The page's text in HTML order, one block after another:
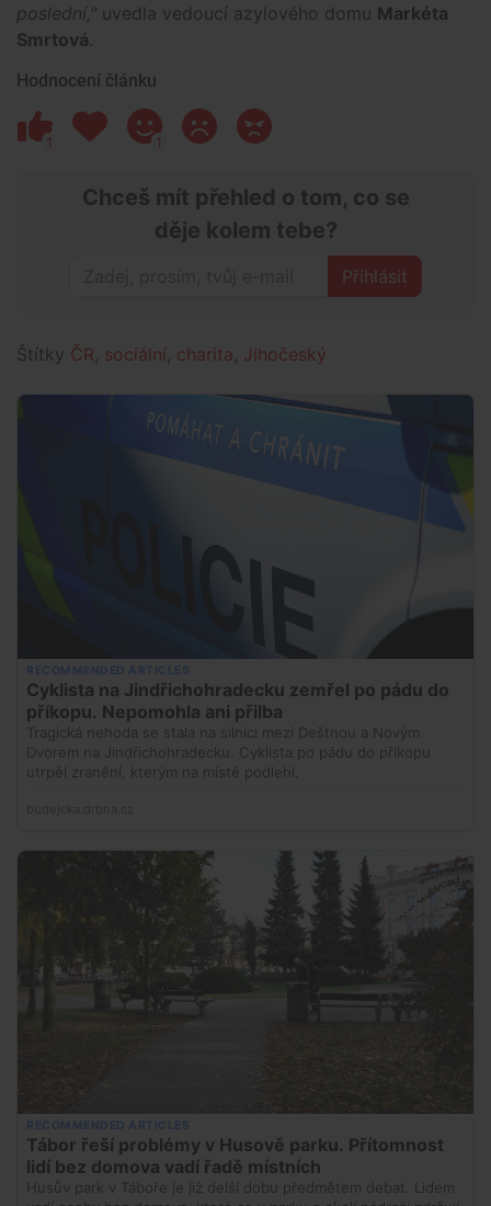
poslední," uvedla vedoucí azylového domu Markéta
Smrtová.
Hodnocení článku
1 1
Chceš mít přehled o tom, co se
děje kolem tebe?
Přihlásit
Štítky ČR sociální charita Jihočeský